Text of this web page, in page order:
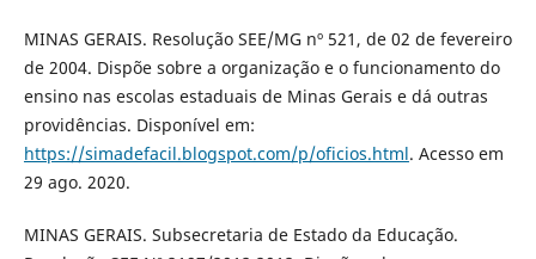
MINAS GERAIS. Resolução SEE/MG nº 521, de 02 de fevereiro
de 2004. Dispõe sobre a organização e o funcionamento do
ensino nas escolas estaduais de Minas Gerais e dá outras
providências. Disponível em:
https://simadefacil.blogspot.com/p/oficios.html. Acesso em
29 ago. 2020.
MINAS GERAIS. Subsecretaria de Estado da Educação.